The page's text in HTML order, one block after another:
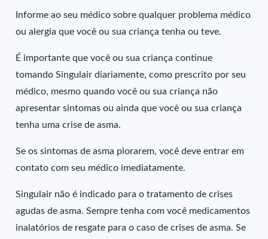
Informe ao seu médico sobre qualquer problema médico
ou alergia que você ou sua criança tenha ou teve.
É importante que você ou sua criança continue
tomando Singulair diariamente, como prescrito por seu
médico, mesmo quando você ou sua criança não
apresentar sintomas ou ainda que você ou sua criança
tenha uma crise de asma.
Se os sintomas de asma piorarem, você deve entrar em
contato com seu médico imediatamente.
Singulair não é indicado para o tratamento de crises
agudas de asma. Sempre tenha com você medicamentos
inalatórios de resgate para o caso de crises de asma. Se